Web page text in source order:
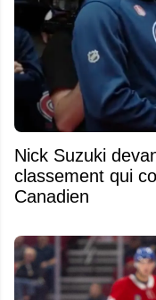
Nick Suzuki
classement qui
Canadien